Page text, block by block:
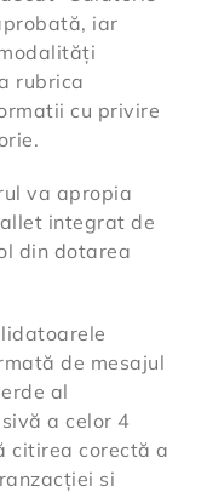
iar
rubrica
cu privire
va apropia
integrat de
din dotarea
de mesajul
al
a celor 4
citirea corectă a
si